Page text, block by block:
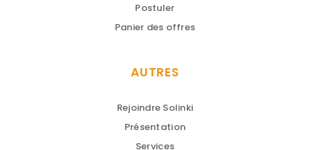
Postuler
Panier des offres
AUTRES
Rejoindre Solinki
Présentation
Services